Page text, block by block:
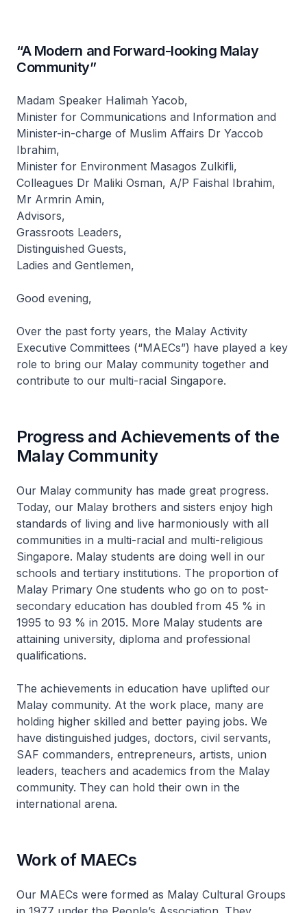
“A Modern and Forward-looking Malay
Community”
Madam Speaker Halimah Yacob,
Minister for Communications and Information and
Minister-in-charge of Muslim Affairs Dr Yaccob
Ibrahim,
Minister for Environment Masagos Zulkifli,
Colleagues Dr Maliki Osman, A/P Faishal Ibrahim,
Mr Armrin Amin,
Advisors,
Grassroots Leaders,
Distinguished Guests,
Ladies and Gentlemen,
Good evening,
Over the past forty years, the Malay Activity
Executive Committees (“MAECs”) have played a key
role to bring our Malay community together and
contribute to our multi-racial Singapore.
Progress and Achievements of the
Malay Community
Our Malay community has made great progress.
Today, our Malay brothers and sisters enjoy high
standards of living and live harmoniously with all
communities in a multi-racial and multi-religious
Singapore. Malay students are doing well in our
schools and tertiary institutions. The proportion of
Malay Primary One students who go on to post-
secondary education has doubled from 45 % in
1995 to 93 % in 2015. More Malay students are
attaining university, diploma and professional
qualifications.
The achievements in education have uplifted our
Malay community. At the work place, many are
holding higher skilled and better paying jobs. We
have distinguished judges, doctors, civil servants,
SAF commanders, entrepreneurs, artists, union
leaders, teachers and academics from the Malay
community. They can hold their own in the
international arena.
Work of MAECs
Our MAECs were formed as Malay Cultural Groups